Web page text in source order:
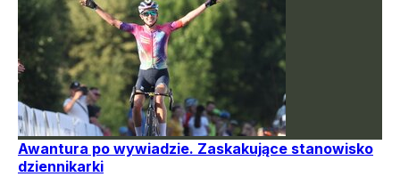
Awantura po wywiadzie. Zaskakujące stanowisko
dziennikarki